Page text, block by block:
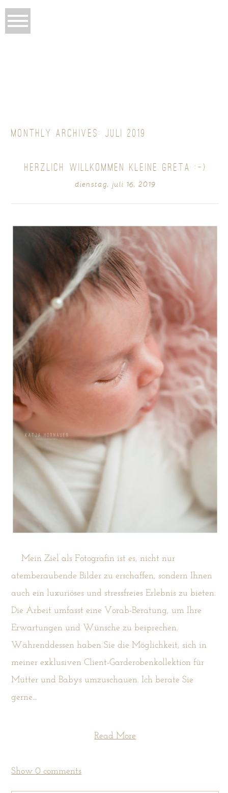
MONTHLY ARCHIVES: JULI 2019
HERZLICH WILLKOMMEN KLEINE GRETA :-)
dienstag, juli 16, 2019
Mein Ziel als Fotografin ist es, nicht nur
atemberaubende Bilder zu erschaffen, sondern Ihnen
auch ein luxuriöses und stressfreies Erlebnis zu bieten.
Die Arbeit umfasst eine Vorab-Beratung, um Ihre
Erwartungen und Wünsche zu besprechen.
Währenddessen haben Sie die Möglichkeit, sich in
meiner exklusiven Client-Garderobenkollektion für
Mütter und Babys umzuschauen. Ich berate Sie
gerne...
Read More
Show0 comments